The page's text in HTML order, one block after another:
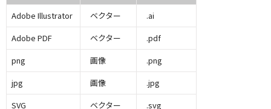
Adobe Illustrator
ベクター
.ai
Adobe PDF
ベクター
.pdf
png
画像
.png
jpg
画像
.jpg
SVG
ベクター .svg